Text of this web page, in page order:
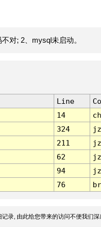
对; 2、mysql未启动。
Line
14
324
211
62
94
76
录, 由此给您带来的访问不便我们深